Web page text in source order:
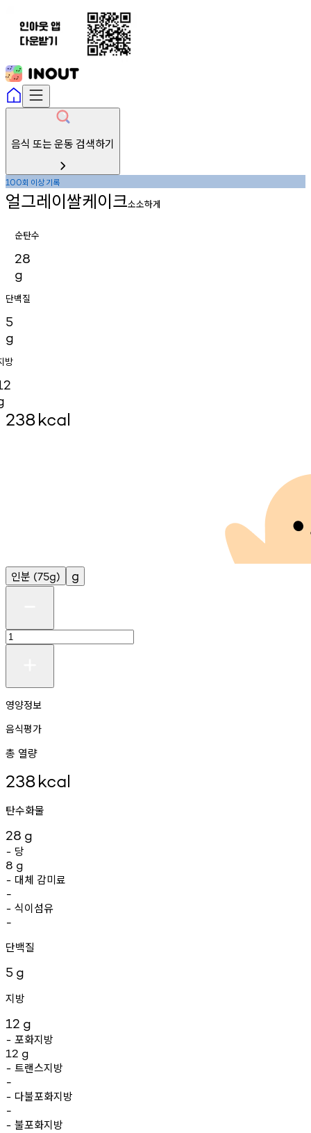
음식 또는 운동 검색하기
100회 이상기록
얼그레이쌀케이크소소하게
순탄수
28
g
단백질
5
g
방
238kcal
인분 (75g) g
영양정보
음식평가
총 열량
238kcal
탄수화물
28 g
- 당
8 g
- 대체 감미료
-
- 식이섬유
-
단백질
5 g
지방
12 g
- 포화지방
12 g
- 트랜스지방
-
- 다불포화지방
-
- 불포화지방